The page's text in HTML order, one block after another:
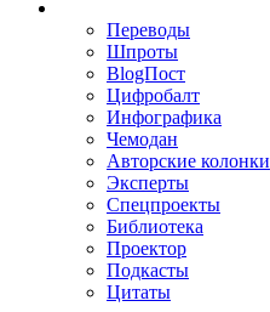
Переводы
Шпроты
BlogПост
Цифробалт
Инфографика
Чемодан
Авторские колонки
Эксперты
Спецпроекты
Библиотека
Проектор
Подкасты
Цитаты